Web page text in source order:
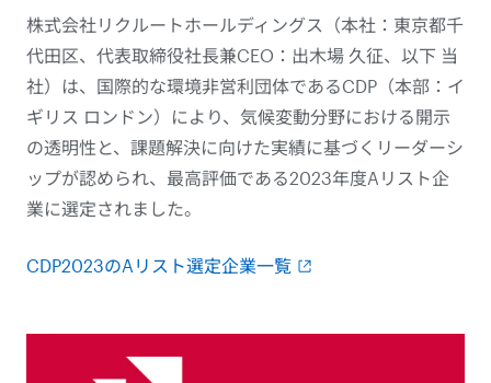
株式会社リクルートホールディングス（本社：東京都千
代田区、代表取締役社長兼CEO：出木場 久征、以下 当
社）は、国際的な環境非営利団体であるCDP（本部：イ
ギリス ロンドン）により、気候変動分野における開示
の透明性と、課題解決に向けた実績に基づくリーダーシ
ップが認められ、最高評価である2023年度Aリスト企
業に選定されました。
CDP2023のAリスト選定企業一覧